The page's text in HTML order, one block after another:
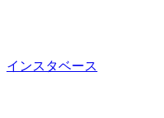
インスタベース